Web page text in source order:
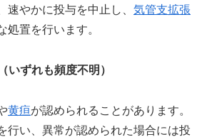
速やかに投与を中止し、 気管支拡張
処置を行います。
（いずれも頻度不明）
黄疸が認められることがあります。
行い、異常が認められた場合には投